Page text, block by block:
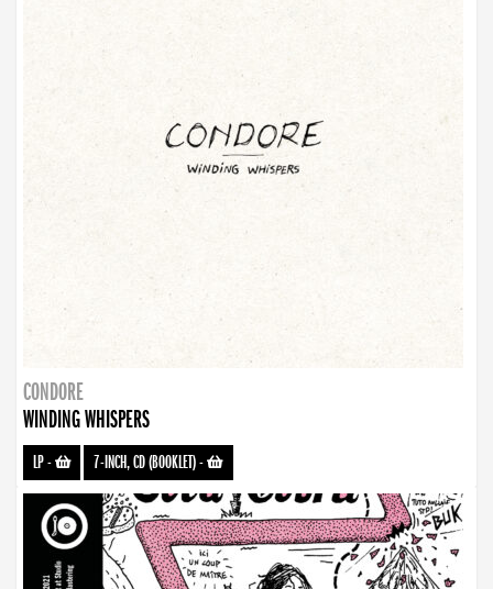
CONDORE
WINDING WHISPERS
LP- 7-INCH, CD (BOOKLET)-